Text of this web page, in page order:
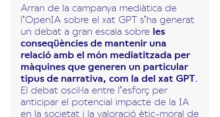
Arran de la campanya mediàtica de
l’OpenIA sobre el xat GPT s’ha generat
un debat a gran escala sobre les
conseqüències de mantenir una
relació amb el món mediatitzada per
màquines que generen un particular
tipus de narrativa, com la del xat GPT.
El debat oscil·la entre l’esforç per
anticipar el potencial impacte de la IA
en la societat i la valoració ètic-moral de